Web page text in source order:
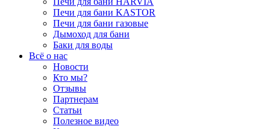
Печи для бани KASTOR
Печи для бани газовые
Дымоход для бани
Баки для воды
Всё о нас
Новости
Кто мы?
Отзывы
Партнерам
Статьи
Полезное видео